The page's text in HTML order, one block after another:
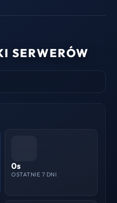
SERWERÓW
0s
OSTATNIE 7 DNI